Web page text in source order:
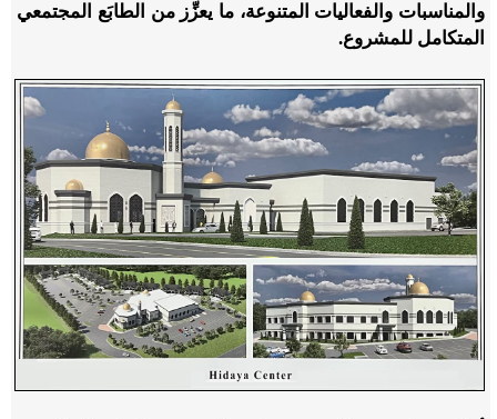
والمناسبات والفعاليات المتنوعة، ما يعزِّز من الطابَع المجتمعي
المتكامل للمشروع.